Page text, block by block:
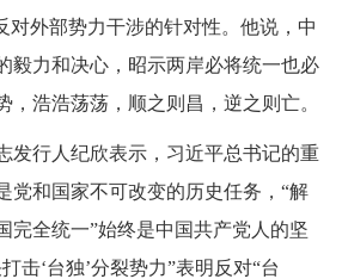
对外部势力干涉的针对性。他说，中
毅力和决心，昭示两岸必将统一也必
，浩浩荡荡，顺之则昌，逆之则亡。
发行人纪欣表示，习近平总书记的重
党和国家不可改变的历史任务，“解
完全统一”始终是中国共产党人的坚
击‘台独’分裂势力”表明反对“台